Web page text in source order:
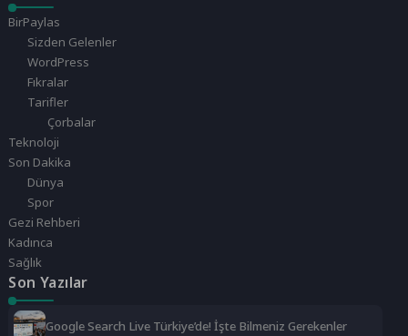
BirPaylas
Sizden Gelenler
WordPress
Fıkralar
Tarifler
Çorbalar
Teknoloji
Son Dakika
Dünya
Spor
Gezi Rehberi
Kadınca
Sağlık
Son Yazılar
Google Search Live Türkiye’de! İşte Bilmeniz Gerekenler